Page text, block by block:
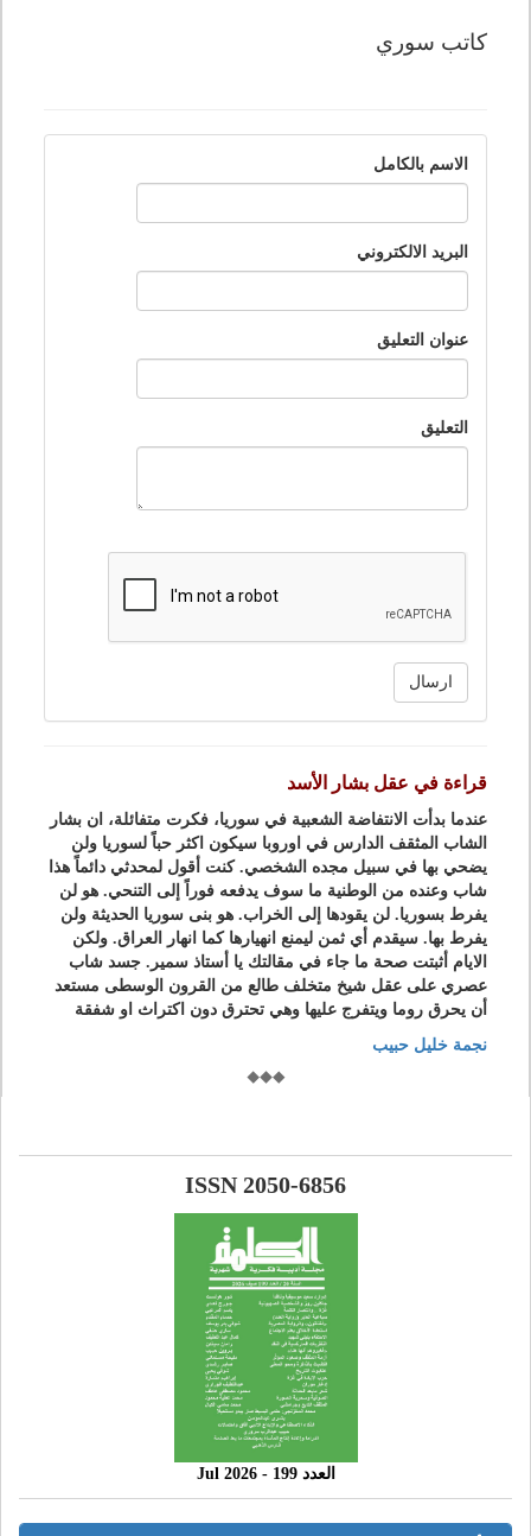
كاتب سوري
الاسم بالكامل
البريد الالكتروني
عنوان التعليق
التعليق
ارسال
قراءة في عقل بشار الأسد
عندما بدأت الانتفاضة الشعبية في سوريا، فكرت متفائلة، ان بشار
الشاب المثقف الدارس في اوروبا سيكون اكثر حباً لسوريا ولن
يضحي بها في سبيل مجده الشخصي. كنت أقول لمحدثي دائماً هذا
شاب وعنده من الوطنية ما سوف يدفعه فوراً إلى التنحي. هو لن
يفرط بسوريا. لن يقودها إلى الخراب. هو بنى سوريا الحديثة ولن
يفرط بها. سيقدم أي ثمن ليمنع انهيارها كما انهار العراق. ولكن
الايام أثبتت صحة ما جاء في مقالتك يا أستاذ سمير. جسد شاب
عصري على عقل شيخ متخلف طالع من القرون الوسطى مستعد
أن يحرق روما ويتفرج عليها وهي تحترق دون اكتراث او شفقة
نجمة خليل حبيب
ISSN 2050-6856
العدد 199 - 2026 Jul